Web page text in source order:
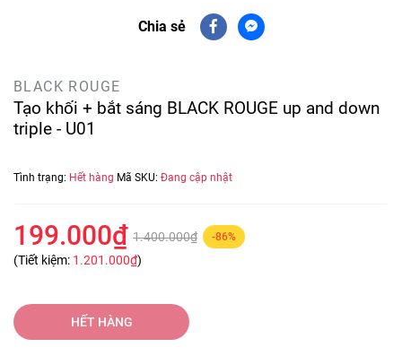
Chia sẻ
BLACK ROUGE
Tạo khối + bắt sáng BLACK ROUGE up and down
triple - U01
Tình trạng: Hết hàng Mã SKU: Đang cập nhật
199.000₫ 1.400.000₫ -86%
(Tiết kiệm: 1.201.000₫)
HẾT HÀNG